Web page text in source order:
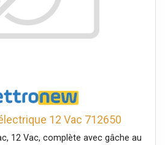
12 Vac 712650
12 Vac, complète avec gâche au